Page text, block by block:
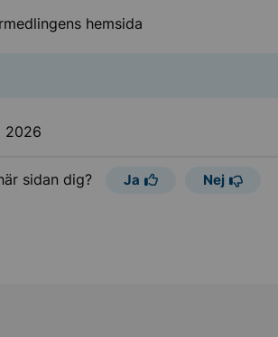
hemsida
2026
sidan dig? Ja Nej